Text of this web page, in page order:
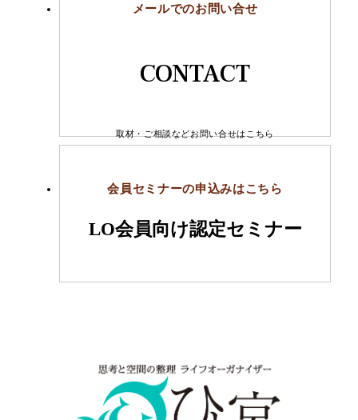
メールでのお問い合せ
CONTACT
取材・ご相談などお問い合せはこちら
会員セミナーの申込みはこちら
LO会員向け認定セミナー